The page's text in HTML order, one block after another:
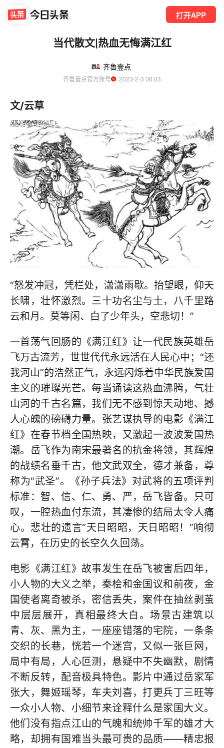
打开APP
当代散文|热血无悔满江红
齐鲁壹点
齐鲁壹点官方账号
  2023-2-3 06:03
文/云草
“怒发冲冠，凭栏处，潇潇雨歇。抬望眼，仰天
长啸，壮怀激烈。三十功名尘与土，八千里路
云和月。莫等闲、白了少年头，空悲切！”
一首荡气回肠的《满江红》让一代民族英雄岳
飞万古流芳，世世代代永远活在人民心中；“还
我河山”的浩然正气，永远闪烁着中华民族爱国
主义的璀璨光芒。每当诵读这热血沸腾，气壮
山河的千古名篇，我们无不感到惊天动地、撼
人心魄的磅礴力量。张艺谋执导的电影《满江
红》在春节档全国热映，又激起一波波爱国热
潮。岳飞作为南宋最著名的抗金将领，其辉煌
的战绩名垂千古，他文武双全，德才兼备，尊
称为“武圣”。《孙子兵法》对武将的五项评判
标准：智、信、仁、勇、严，岳飞皆备。只可
叹，一腔热血付东流，其凄惨的结局太令人痛
心。悲壮的遗言“天日昭昭，天日昭昭！”响彻
云霄，在历史的长空久久回荡。
电影《满江红》故事发生在岳飞被害后四年，
小人物的大义之举，秦桧和金国议和前夜，金
国使者离奇被杀，密信丢失，案件在抽丝剥茧
中层层展开，真相最终大白。场景古建筑以
青、灰、黑为主，一座座错落的宅院，一条条
交织的长巷，恍若一个迷宫，又似一张巨网，
局中有局，人心叵测，悬疑中不失幽默，剧情
不断反转，配音极具特色。影片中通过岳家军
张大，舞姬瑶琴，车夫刘喜，打更兵丁三旺等
一众小人物、小细节来诠释什么是家国大义。
他们没有指点江山的气魄和统帅千军的雄才大
略，却拥有国难当头最可贵的品质——精忠报